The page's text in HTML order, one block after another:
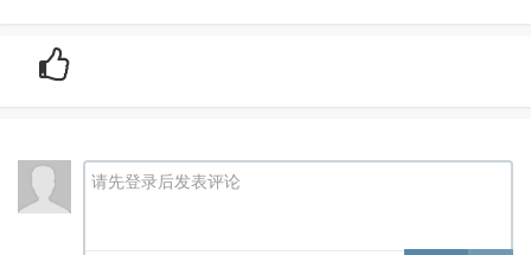
请先登录后发表评论